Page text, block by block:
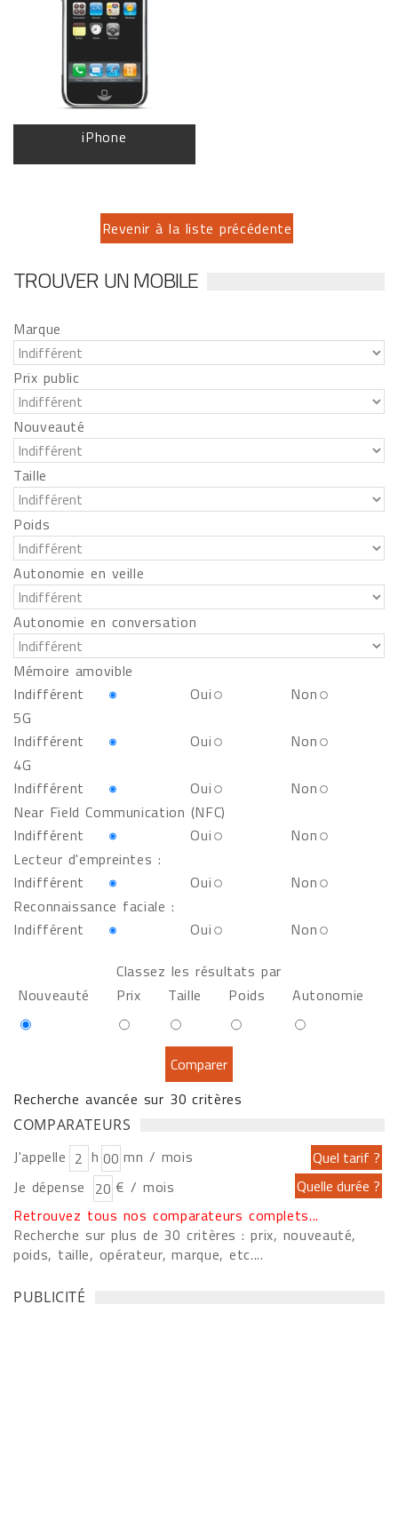
iPhone
Revenir à la liste précédente
TROUVER UN MOBILE
Marque
Prix public
Nouveauté
Taille
Poids
Autonomie en veille
Autonomie en conversation
Mémoire amovible
Indifférent
Oui
Non
5G
Indifférent
Oui
Non
4G
Indifférent
Oui
Non
Near Field Communication (NFC)
Indifférent
Oui
Non
Lecteur d'empreintes :
Indifférent
Oui
Non
Reconnaissance faciale :
Indifférent
Oui
Non
Classez les résultats par
Nouveauté
Prix Taille Poids Autonomie
Recherche avancée sur 30 critères
COMPARATEURS
J'appelle h
mn / mois
Je dépense
€ / mois
Retrouvez tous nos comparateurs complets...
Recherche sur plus de 30 critères : prix, nouveauté,
poids, taille, opérateur, marque, etc....
PUBLICITÉ